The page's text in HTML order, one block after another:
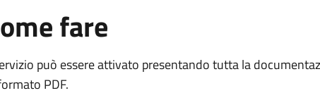
fare
può essere attivato presentando tutta la
PDF.